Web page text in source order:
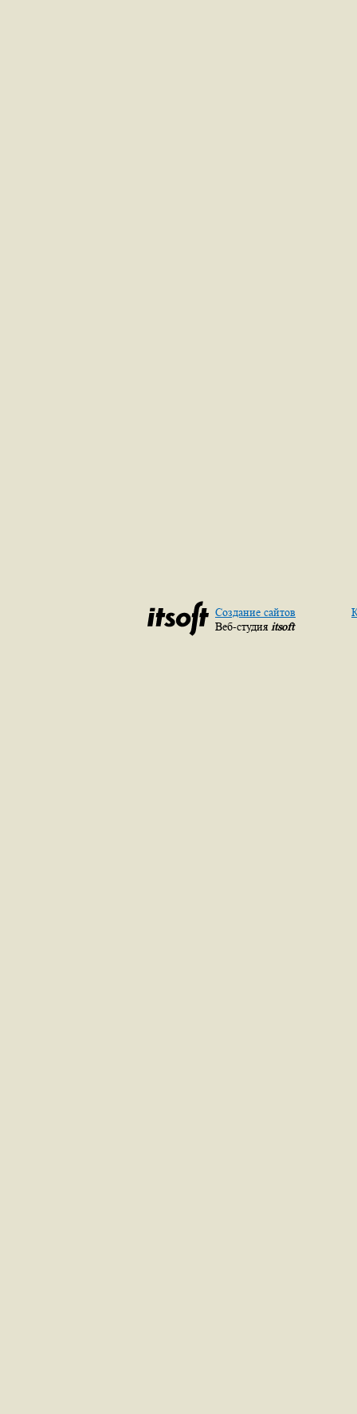
Создание сайтов
Веб-студия itsoft